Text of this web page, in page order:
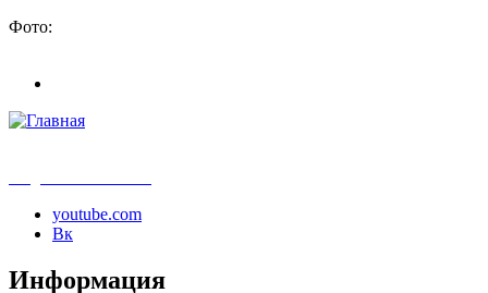
Фото:
youtube.com
Вк
Информация